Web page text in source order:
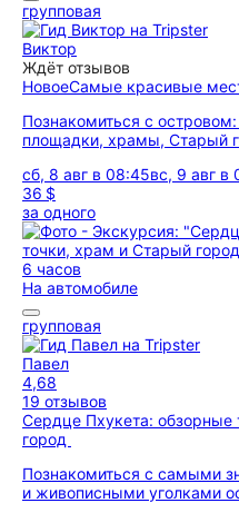
групповая
Виктор
Ждёт отзывов
НовоеСамые красивые
Познакомиться с
площадки, храмы, Старый
сб, 8 авг в 08:45вс, 9 авг в
36 $
за одного
6 часов
На автомобиле
групповая
Павел
4,68
19 отзывов
Сердце Пхукета: обзорные
город
Познакомиться с самыми
и живописными уголками